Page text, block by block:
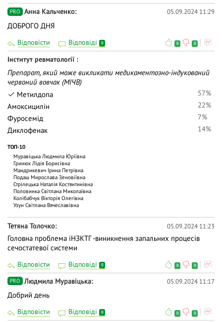
PRO Анна Кальченко 05.09.2024 11:29
ДОБРОГО ДНЯ
Відповісти Відповіді 0 0 0
Інститут ревматології
Препарат, який може викликати медикаментозно-індукований
червоний вовчак (МІЧВ)
Метилдопа
57%
Амоксицилін
22%
Фуросемід
7%
Диклофенак
14%
ТОП-10
Муравіцька Людмила Юріївна
Гринюк Лідія Борисівна
Мандрикевич Ірина Петрівна
Подаш Мирослава Зеновіївна
Стрілецька Наталія Костянтинівна
Половинка Світлана Миколаївна
Колібабчук Вікторія Олегівна
Узун Світлана Вячеславівна
Тетяна Толочко 05.09.2024 11:23
Головна проблема іНЗКТГ -виникнення запальних процесів
сечостатевої системи
Відповісти Відповіді 0 0 0
PRO Людмила Муравіцька 05.09.2024 11:17
Добрий день
Відповісти Відповіді 0 0 0